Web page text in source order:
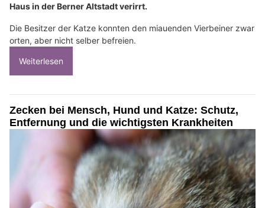
Haus in der Berner Altstadt verirrt.
Die Besitzer der Katze konnten den miauenden Vierbeiner zwar
orten, aber nicht selber befreien.
Weiterlesen
Zecken bei Mensch, Hund und Katze: Schutz,
Entfernung und die wichtigsten Krankheiten